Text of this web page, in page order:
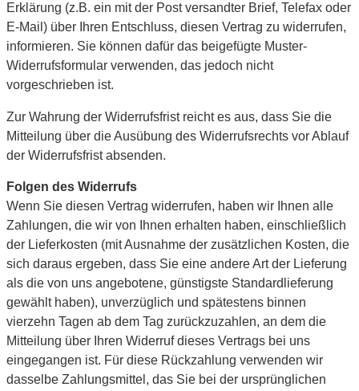
Erklärung (z.B. ein mit der Post versandter Brief, Telefax oder
E-Mail) über Ihren Entschluss, diesen Vertrag zu widerrufen,
informieren. Sie können dafür das beigefügte Muster-
Widerrufsformular verwenden, das jedoch nicht
vorgeschrieben ist.
Zur Wahrung der Widerrufsfrist reicht es aus, dass Sie die
Mitteilung über die Ausübung des Widerrufsrechts vor Ablauf
der Widerrufsfrist absenden.
Folgen des Widerrufs
Wenn Sie diesen Vertrag widerrufen, haben wir Ihnen alle
Zahlungen, die wir von Ihnen erhalten haben, einschließlich
der Lieferkosten (mit Ausnahme der zusätzlichen Kosten, die
sich daraus ergeben, dass Sie eine andere Art der Lieferung
als die von uns angebotene, günstigste Standardlieferung
gewählt haben), unverzüglich und spätestens binnen
vierzehn Tagen ab dem Tag zurückzuzahlen, an dem die
Mitteilung über Ihren Widerruf dieses Vertrags bei uns
eingegangen ist. Für diese Rückzahlung verwenden wir
dasselbe Zahlungsmittel, das Sie bei der ursprünglichen